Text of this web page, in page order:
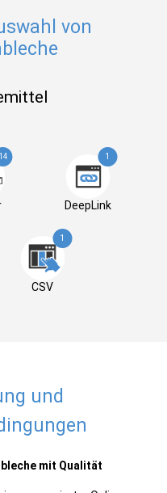
von
14 1
DeepLink
1
CSV
und
mit Qualität